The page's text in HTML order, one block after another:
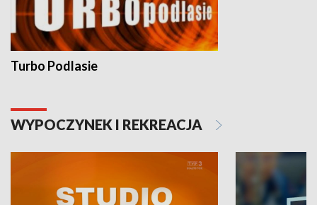
Turbo Podlasie
WYPOCZYNEK I REKREACJA